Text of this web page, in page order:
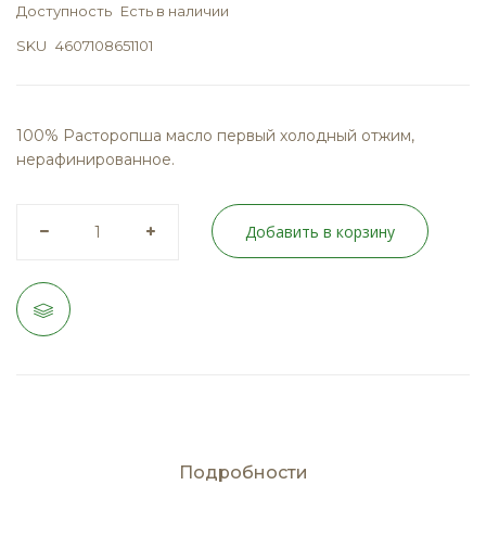
Доступность Есть в наличии
SKU 4607108651101
100% Расторопша масло первый холодный отжим,
нерафинированное.
Добавить в корзину
Подробности